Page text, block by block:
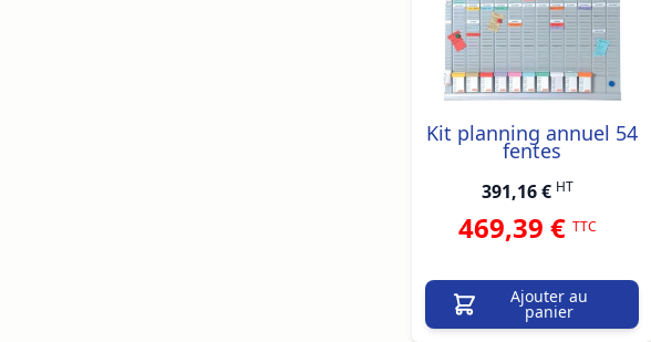
Kit planning annuel 54
fentes
391,16 € HT
469,39 € TTC
Ajouter au
panier